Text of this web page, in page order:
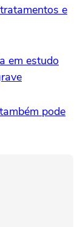
e
em estudo
pode